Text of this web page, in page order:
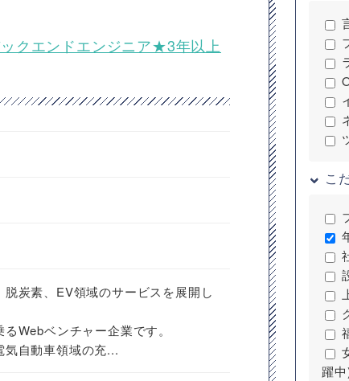
クエンドエンジニア★3年以上
炭素、EV領域のサービスを展開し
Webベンチャー企業です。
自動車領域の充...
こ
躍